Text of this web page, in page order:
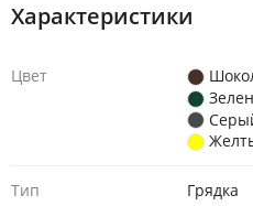
Характеристики
Цвет
Тип Грядка